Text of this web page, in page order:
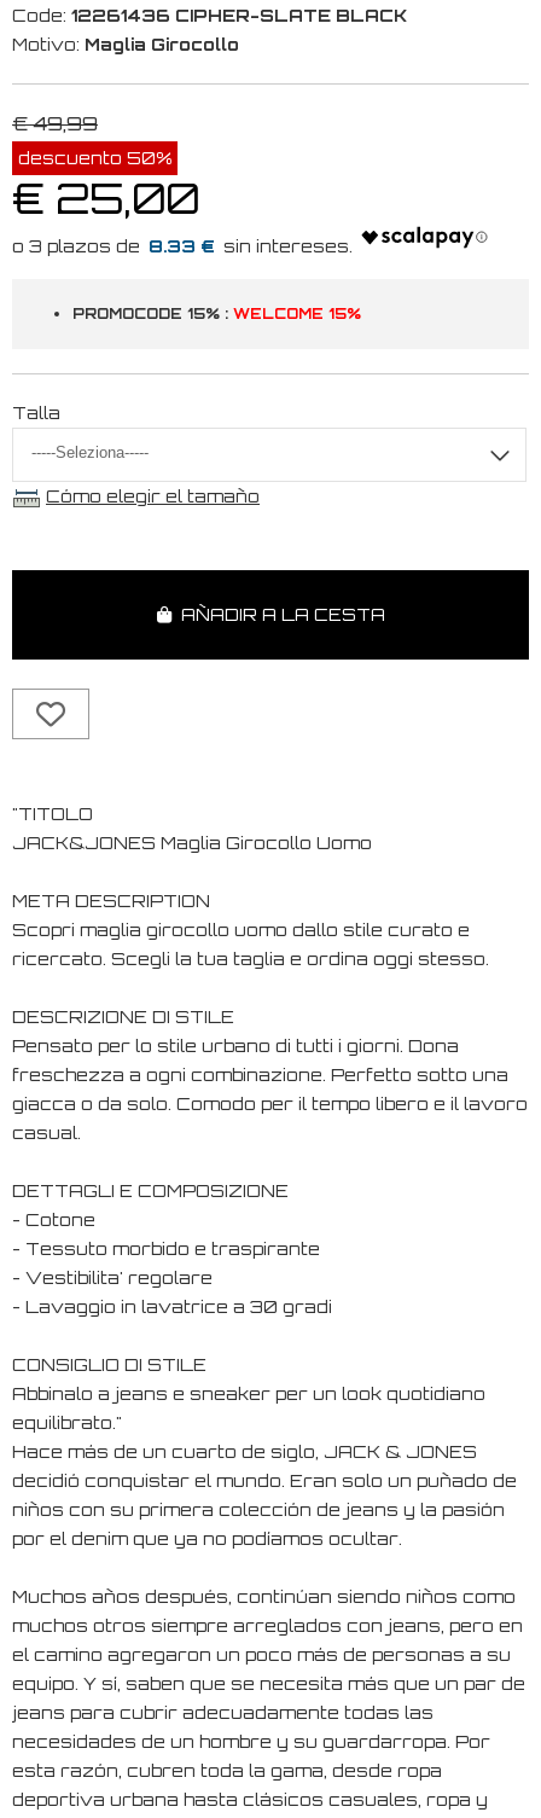
Code: 12261436 CIPHER-SLATE BLACK
Motivo: Maglia Girocollo
€ 49,99
descuento 50%
€ 25,00
8.33 €
PROMOCODE 15% : WELCOME 15%
Talla
Cómo elegir el tamaño
AÑADIR A LA CESTA
"TITOLO
JACK&JONES Maglia Girocollo Uomo
META DESCRIPTION
Scopri maglia girocollo uomo dallo stile curato e
ricercato. Scegli la tua taglia e ordina oggi stesso.
DESCRIZIONE DI STILE
Pensato per lo stile urbano di tutti i giorni. Dona
freschezza a ogni combinazione. Perfetto sotto una
giacca o da solo. Comodo per il tempo libero e il lavoro
casual.
DETTAGLI E COMPOSIZIONE
- Cotone
- Tessuto morbido e traspirante
- Vestibilita' regolare
- Lavaggio in lavatrice a 30 gradi
CONSIGLIO DI STILE
Abbinalo a jeans e sneaker per un look quotidiano
equilibrato."
Hace más de un cuarto de siglo, JACK & JONES
decidió conquistar el mundo. Eran solo un puñado de
niños con su primera colección de jeans y la pasión
por el denim que ya no podíamos ocultar.
Muchos años después, continúan siendo niños como
muchos otros siempre arreglados con jeans, pero en
el camino agregaron un poco más de personas a su
equipo. Y sí, saben que se necesita más que un par de
jeans para cubrir adecuadamente todas las
necesidades de un hombre y su guardarropa. Por
esta razón, cubren toda la gama, desde ropa
deportiva urbana hasta clásicos casuales, ropa y